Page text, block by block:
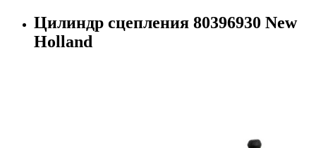
Цилиндр сцепления 80396930 New
Holland